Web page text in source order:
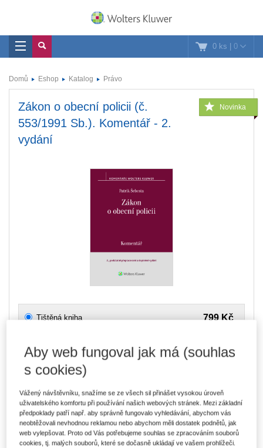
0 ks | 0
Domů Eshop Katalog Právo
Novinka
Zákon o obecní policii (č.
553/1991 Sb.). Komentář - 2.
vydání
799 Kč
Tištěná kniha
E-kniha Smarteca + soubory ke stažení
V prodeji - ihned k dispozici
Kde najdu soubory e-knih?
1 139 Kč
Ušetříte 599 Kč
Balíček - Tištěná kniha + E-kniha
Smarteca + soubory ke stažení
Aby web fungoval jak má (souhlas
s cookies)
Vážený návštěvníku, snažíme se ze všech sil přinášet vysokou úroveň
uživatelského komfortu při používání našich webových stránek. Mezi základní
předpoklady patří např. aby správně fungovalo vyhledávání, abychom vás
neobtěžovali nevhodnou reklamou nebo abychom měli dostatek podnětů, jak
web vylepšovat. Proto od Vás potřebujeme souhlas se zpracováním souborů
cookies, tj. malých souborů, které se dočasně ukládají ve vašem prohlížeči.